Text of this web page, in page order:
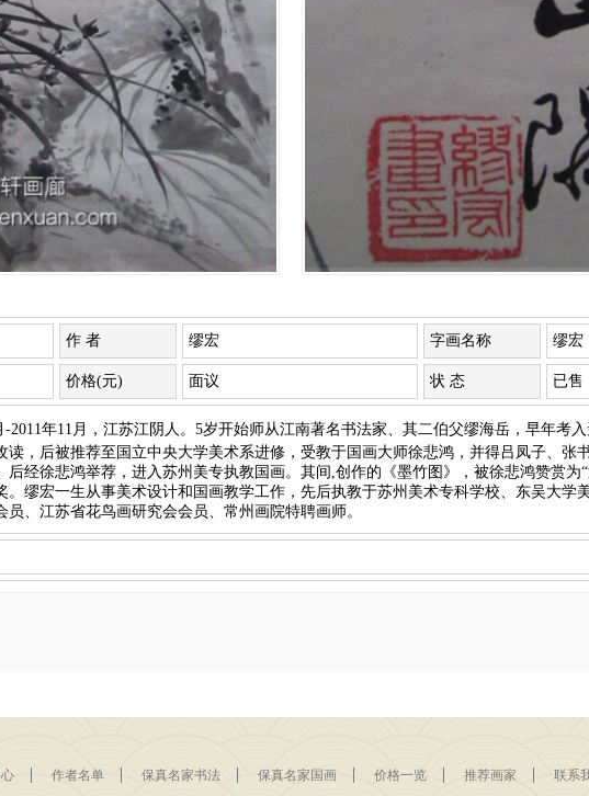
作 者 缪宏 字画名称 缪宏
价格(元) 面议 状 态 已售
-2011年11月，江苏江阴人。5岁开始师从江南著名书法家、其二伯父缪海岳，早年考
读，后被推荐至国立中央大学美术系进修，受教于国画大师徐悲鸿，并得吕凤子、张
后经徐悲鸿举荐，进入苏州美专执教国画。其间,创作的《墨竹图》，被徐悲鸿赞赏为
。缪宏一生从事美术设计和国画教学工作，先后执教于苏州美术专科学校、东吴大学
、江苏省花鸟画研究会会员、常州画院特聘画师。
作者名单 保真名家书法 保真名家国画 价格一览 推荐画家 联系